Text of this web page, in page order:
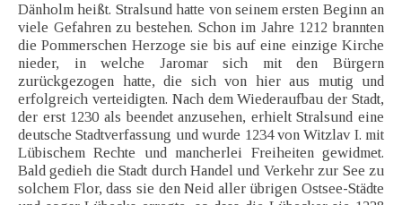
Dänholm heißt. Stralsund hatte von seinem ersten Beginn an
viele Gefahren zu bestehen. Schon im Jahre 1212 brannten
die Pommerschen Herzoge sie bis auf eine einzige Kirche
nieder, in welche Jaromar sich mit den Bürgern
zurückgezogen hatte, die sich von hier aus mutig und
erfolgreich verteidigten. Nach dem Wiederaufbau der Stadt,
der erst 1230 als beendet anzusehen, erhielt Stralsund eine
deutsche Stadtverfassung und wurde 1234 von Witzlav I. mit
Lübischem Rechte und mancherlei Freiheiten gewidmet.
Bald gedieh die Stadt durch Handel und Verkehr zur See zu
solchem Flor, dass sie den Neid aller übrigen Ostsee-Städte